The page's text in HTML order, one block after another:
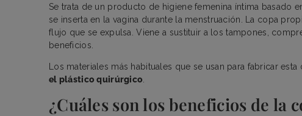
Se trata de un producto de higiene femenina íntima basado
se inserta en la vagina durante la menstruación. La copa
flujo que se expulsa. Viene a sustituir a los tampones,
beneficios.
Los materiales más habituales que se usan para fabricar
el plástico quirúrgico
¿Cuáles son los beneficios de la